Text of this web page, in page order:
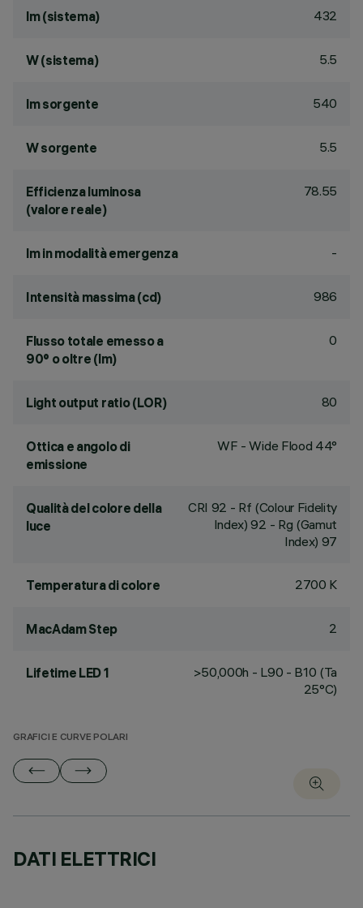
lm (sistema) 432
W (sistema) 5.5
lm sorgente 540
W sorgente 5.5
Efficienza luminosa
(valore reale)
78.55
lm in modalità emergenza -
Intensità massima (cd) 986
Flusso totale emesso a
90° o oltre (lm)
0
Light output ratio (LOR) 80
Ottica e angolo di
emissione
WF - Wide Flood 44°
Qualità del colore della
luce
CRI 92 - Rf (Colour Fidelity
Index) 92 - Rg (Gamut
Index) 97
Temperatura di colore 2700 K
MacAdam Step 2
Lifetime LED 1
>50,000h - L90 - B10 (Ta
25°C)
GRAFICI E CURVE POLARI
DATI ELETTRICI